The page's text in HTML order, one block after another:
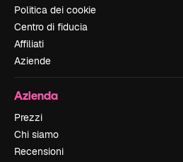
Politica dei cookie
Centro di fiducia
Affiliati
Aziende
Azienda
Prezzi
Chi siamo
Recensioni